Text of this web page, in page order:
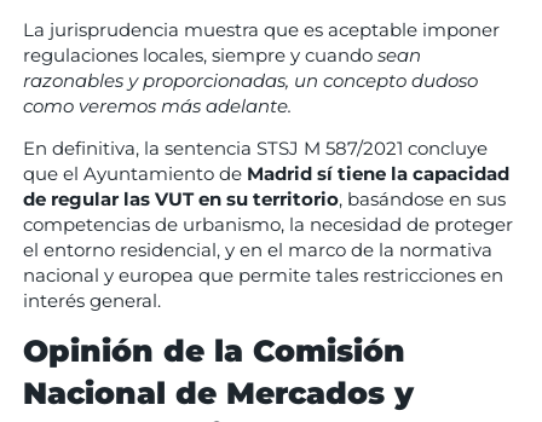
La jurisprudencia muestra que es aceptable imponer
regulaciones locales, siempre y cuando sean
razonables y proporcionadas, un concepto dudoso
como veremos más adelante.
En definitiva, la sentencia STSJ M 587/2021 concluye
que el Ayuntamiento de Madrid sí tiene la capacidad
de regular las VUT en su territorio, basándose en sus
competencias de urbanismo, la necesidad de proteger
el entorno residencial, y en el marco de la normativa
nacional y europea que permite tales restricciones en
interés general.
Opinión de la Comisión
Nacional de Mercados y